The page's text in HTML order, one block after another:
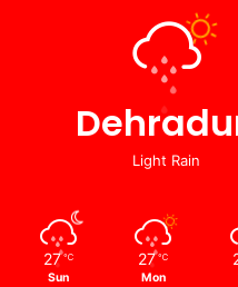
Light Rain
27 ℃
Sun
27 ℃
Mon